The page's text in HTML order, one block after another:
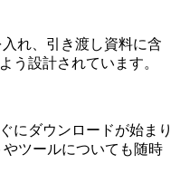
れ、引き渡し資料に含
う設計されています。
にダウンロードが始まり
ツールについても随時